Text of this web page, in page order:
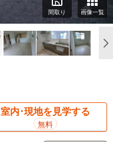
間取り 画像一覧
室内･現地を見学する
無料